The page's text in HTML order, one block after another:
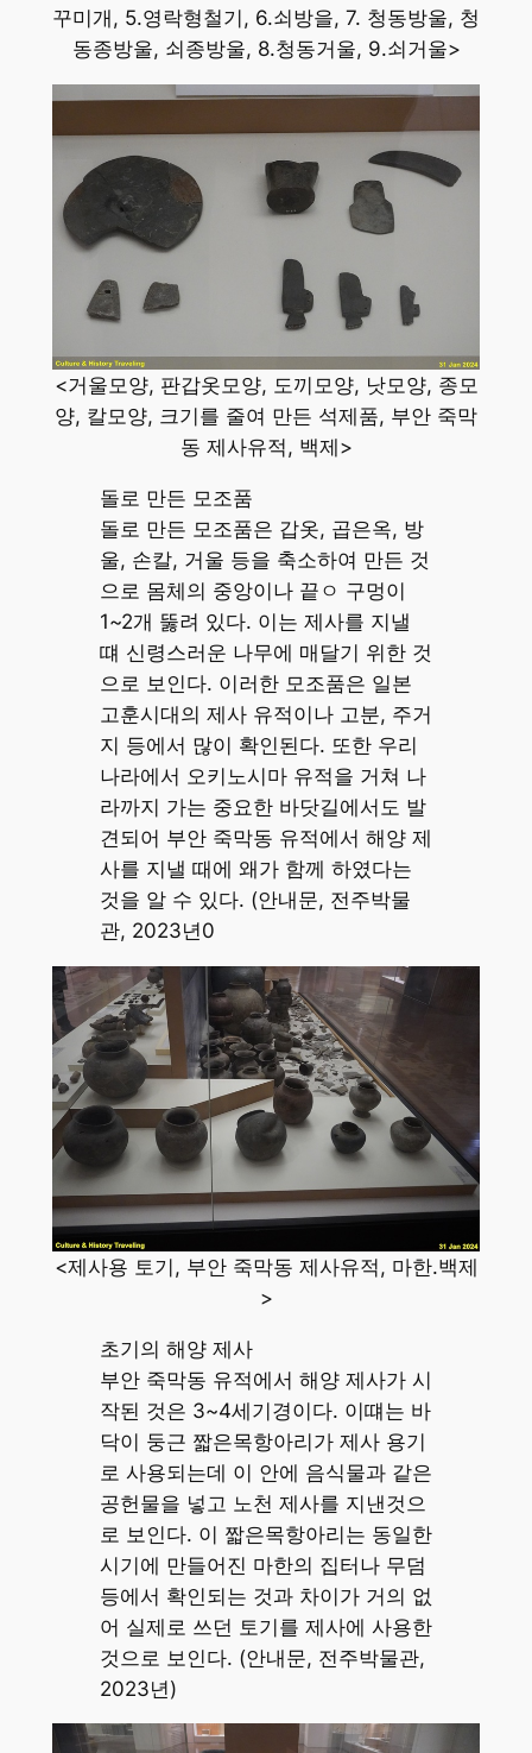
꾸미개, 5.영락형철기, 6.쇠방을, 7. 청동방울, 청
동종방울, 쇠종방울, 8.청동거울, 9.쇠거울>
<거울모양, 판갑옷모양, 도끼모양, 낫모양, 종모
양, 칼모양, 크기를 줄여 만든 석제품, 부안 죽막
동 제사유적, 백제>
돌로 만든 모조품
돌로 만든 모조품은 갑옷, 곱은옥, 방
울, 손칼, 거울 등을 축소하여 만든 것
으로 몸체의 중앙이나 끝ㅇ 구멍이
1~2개 뚫려 있다. 이는 제사를 지낼
떄 신령스러운 나무에 매달기 위한 것
으로 보인다. 이러한 모조품은 일본
고훈시대의 제사 유적이나 고분, 주거
지 등에서 많이 확인된다. 또한 우리
나라에서 오키노시마 유적을 거쳐 나
라까지 가는 중요한 바닷길에서도 발
견되어 부안 죽막동 유적에서 해양 제
사를 지낼 때에 왜가 함께 하였다는
것을 알 수 있다. (안내문, 전주박물
관, 2023년0
<제사용 토기, 부안 죽막동 제사유적, 마한.백제
>
초기의 해양 제사
부안 죽막동 유적에서 해양 제사가 시
작된 것은 3~4세기경이다. 이떄는 바
닥이 둥근 짧은목항아리가 제사 용기
로 사용되는데 이 안에 음식물과 같은
공헌물을 넣고 노천 제사를 지낸것으
로 보인다. 이 짧은목항아리는 동일한
시기에 만들어진 마한의 집터나 무덤
등에서 확인되는 것과 차이가 거의 없
어 실제로 쓰던 토기를 제사에 사용한
것으로 보인다. (안내문, 전주박물관,
2023년)